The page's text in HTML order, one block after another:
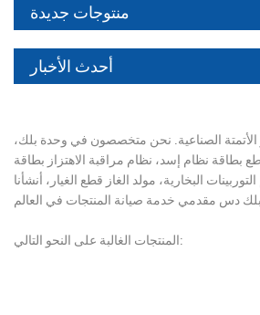
منتوجات جديدة
أحدث الأخبار
الأتمتة الصناعية. نحن متخصصون في وحدة بلك،
نظام إسد، نظام مراقبة الاهتزاز بطاقة
البخارية، مولد الغاز قطع الغيار، أنشأنا
المنتجات الغالبة على النحو التالي: